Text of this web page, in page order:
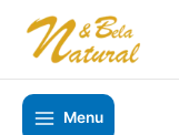
para
conteúdo
Menu